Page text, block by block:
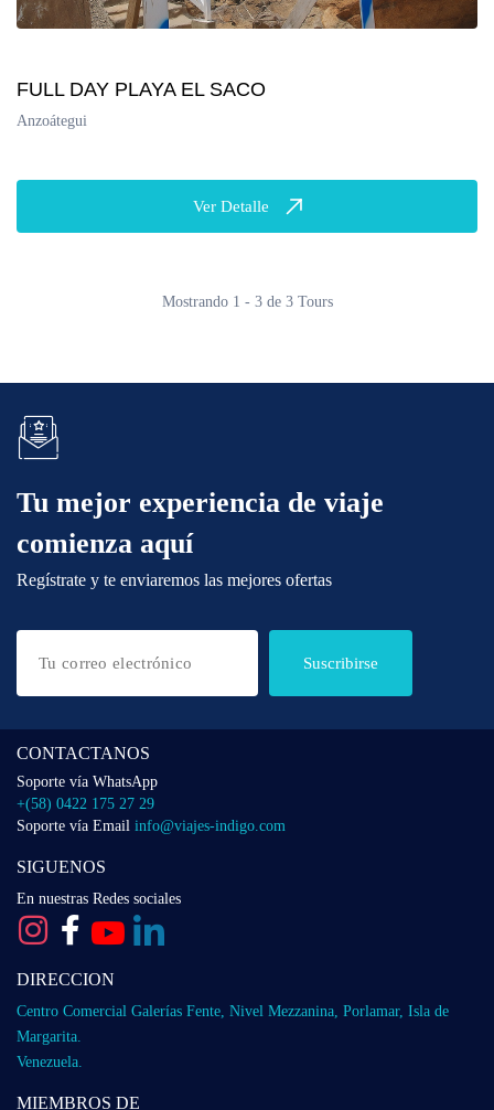
FULL DAY PLAYA EL SACO
Anzoátegui
Ver Detalle
Mostrando 1 - 3 de 3 Tours
Tu mejor experiencia de viaje
comienza aquí
Regístrate y te enviaremos las mejores ofertas
Suscribirse
CONTACTANOS
Soporte vía WhatsApp
+(58) 0422 175 27 29
Soporte vía Email info@viajes-indigo.com
SIGUENOS
En nuestras Redes sociales
DIRECCION
Centro Comercial Galerías Fente, Nivel Mezzanina, Porlamar, Isla de
Margarita.
Venezuela.
MIEMBROS DE